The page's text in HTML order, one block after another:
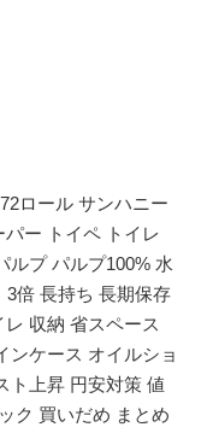
ロール サンハニー
ー トイペ トイレ
ルプ パルプ100% 水
3倍 長持ち 長期保存
収納 省スペース
ンケース オイルショ
ト上昇 円安対策 値
ク 買いだめ まとめ